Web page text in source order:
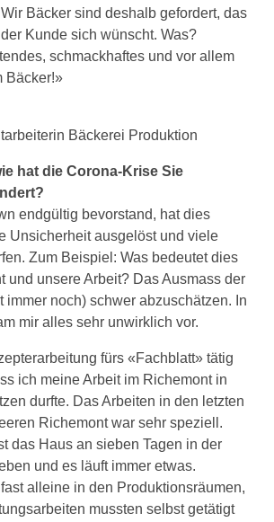
Bäcker sind deshalb gefordert, das
Kunde sich wünscht. Was?
schmackhaftes und vor allem
Bäcker!»
Bäckerei Produktion
hat die Corona-Krise Sie
endgültig bevorstand, hat dies
Unsicherheit ausgelöst und viele
Zum Beispiel: Was bedeutet dies
und unsere Arbeit? Das Ausmass der
immer noch) schwer abzuschätzen. In
mir alles sehr unwirklich vor.
fürs «Fachblatt» tätig
ich meine Arbeit im Richemont in
durfte. Das Arbeiten in den letzten
Richemont war sehr speziell.
das Haus an sieben Tagen in der
und es läuft immer etwas.
alleine in den Produktionsräumen,
mussten selbst getätigt